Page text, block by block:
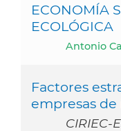
ECONOMÍA
ECOLÓGICA
Antonio
Factores
empresas
CIRIEC-